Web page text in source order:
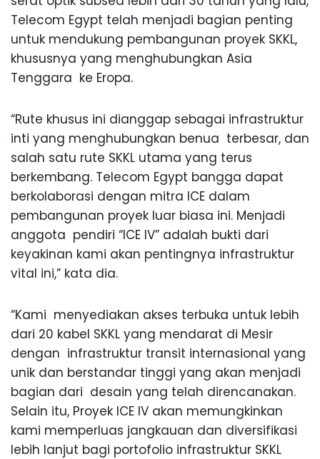
Telecom Egypt telah menjadi bagian penting
untuk mendukung pembangunan proyek SKKL,
khususnya yang menghubungkan Asia
Tenggara ke Eropa.
“Rute khusus ini dianggap sebagai infrastruktur
inti yang menghubungkan benua terbesar, dan
salah satu rute SKKL utama yang terus
berkembang. Telecom Egypt bangga dapat
berkolaborasi dengan mitra ICE dalam
pembangunan proyek luar biasa ini. Menjadi
anggota pendiri “ICE IV” adalah bukti dari
keyakinan kami akan pentingnya infrastruktur
vital ini,” kata dia.
“Kami menyediakan akses terbuka untuk lebih
dari 20 kabel SKKL yang mendarat di Mesir
dengan infrastruktur transit internasional yang
unik dan berstandar tinggi yang akan menjadi
bagian dari desain yang telah direncanakan.
Selain itu, Proyek ICE IV akan memungkinkan
kami memperluas jangkauan dan diversifikasi
lebih lanjut bagi portofolio infrastruktur SKKL